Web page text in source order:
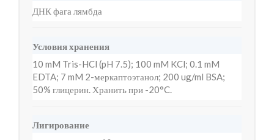
ДНК фага лямбда
Условия хранения
10 mM Tris-HCl (pH 7.5); 100 mM KCl; 0.1 mM
EDTA; 7 mM 2-меркаптоэтанол; 200 ug/ml BSA;
50% глицерин. Хранить при -20°C.
Лигирование